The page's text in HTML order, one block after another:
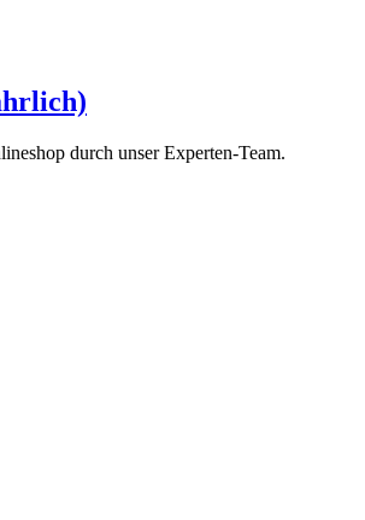
durch unser Experten-Team.